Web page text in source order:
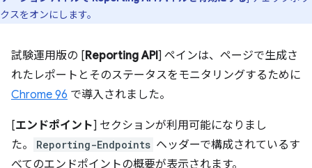
クスをオンにします。
試験運用版の [Reporting API] ペインは、ページで生成さ
れたレポートとそのステータスをモニタリングするために
Chrome 96 で導入されました。
[エンドポイント] セクションが利用可能になりまし
た。
Reporting-Endpoints ヘッダーで構成されているす
べてのエンドポイントの概要が表示されます。